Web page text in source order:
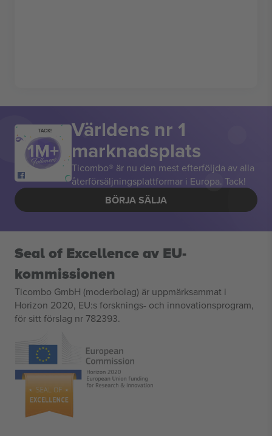
TACK! Världens nr 1
marknadsplats
Ticombo® är nu den mest efterföljda av alla
återförsäljningsplattformar i Europa. Tack!
BÖRJA SÄLJA
Seal of Excellence av EU-
kommissionen
Ticombo GmbH (moderbolag) är uppmärksammat i
Horizon 2020, EU:s forsknings- och innovationsprogram,
för sitt förslag nr 782393.